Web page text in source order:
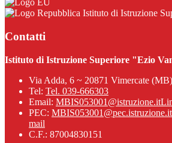
Istituto di Istruzione
Contatti
Istituto di Istruzione Superiore "Ezio
Via Adda, 6 ~ 20871 Vimercate (MB)
Tel: Tel. 039-666303
Email: MBIS053001@istruzione.it
PEC: MBIS053001@pec.istruzione.it
mail
C.F.: 87004830151